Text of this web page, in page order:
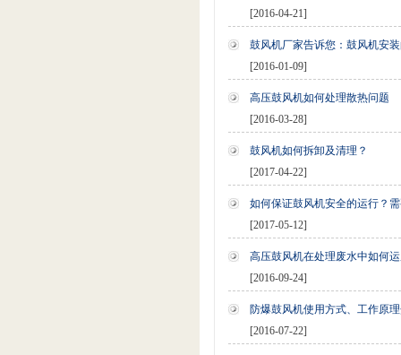
[2016-04-21]
鼓风机厂家告诉您：鼓风机安
[2016-01-09]
高压鼓风机如何处理散热问题
[2016-03-28]
鼓风机如何拆卸及清理？
[2017-04-22]
如何保证鼓风机安全的运行？
[2017-05-12]
高压鼓风机在处理废水中如何
[2016-09-24]
防爆鼓风机使用方式、工作原
[2016-07-22]